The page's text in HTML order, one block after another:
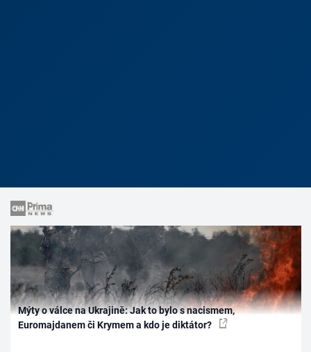
Mýty o válce na Ukrajině: Jak to bylo s nacismem,
Euromajdanem či Krymem a kdo je diktátor?